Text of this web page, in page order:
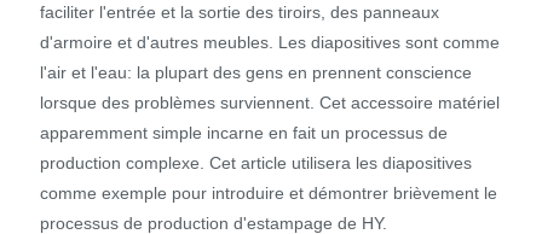
faciliter l'entrée et la sortie des tiroirs, des panneaux
d'armoire et d'autres meubles. Les diapositives sont comme
l'air et l'eau: la plupart des gens en prennent conscience
lorsque des problèmes surviennent. Cet accessoire matériel
apparemment simple incarne en fait un processus de
production complexe. Cet article utilisera les diapositives
comme exemple pour introduire et démontrer brièvement le
processus de production d'estampage de HY.